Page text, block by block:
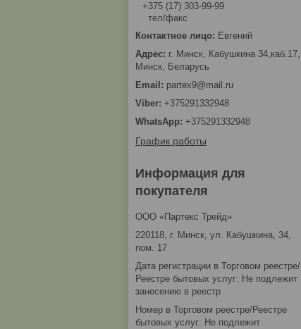
+375 (17) 303-99-99
тел/факс
Евгений
г. Минск, Кабушкина 34,каб.17,
Минск, Беларусь
partex9@mail.ru
+375291332948
+375291332948
График работы
Информация для
покупателя
ООО «Партекс Трейд»
220118, г. Минск, ул. Кабушкина, 34,
пом. 17
Дата регистрации в Торговом реестре/
Реестре бытовых услуг: Не подлежит
занесению в реестр
Номер в Торговом реестре/Реестре
бытовых услуг: Не подлежит